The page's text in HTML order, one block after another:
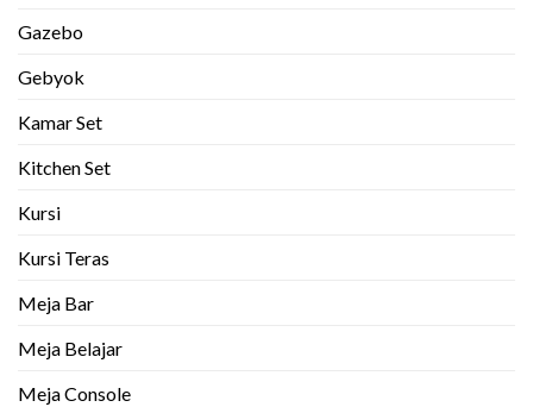
Gazebo
Gebyok
Kamar Set
Kitchen Set
Kursi
Kursi Teras
Meja Bar
Meja Belajar
Meja Console